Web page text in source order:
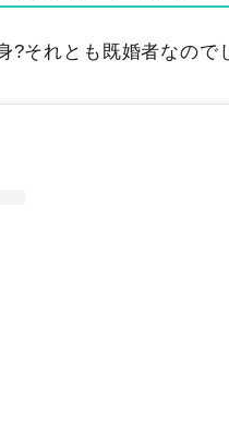
?それとも既婚者なので